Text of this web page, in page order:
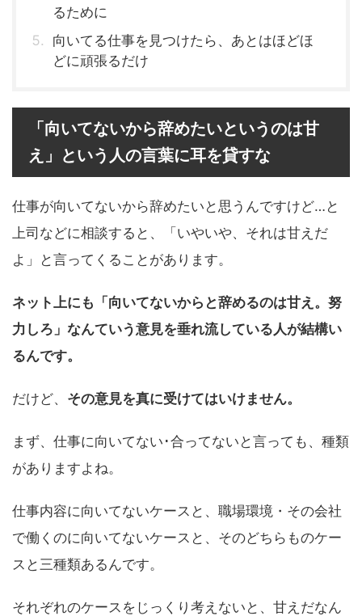
るために
向いてる仕事を見つけたら、あとはほどほ
どに頑張るだけ
「向いてないから辞めたいというのは甘
え」という人の言葉に耳を貸すな
仕事が向いてないから辞めたいと思うんですけど…と
上司などに相談すると、「いやいや、それは甘えだ
よ」と言ってくることがあります。
ネット上にも「向いてないからと辞めるのは甘え。努
力しろ」なんていう意見を垂れ流している人が結構い
るんです。
だけど、 その意見を真に受けてはいけません。
まず、仕事に向いてない･合ってないと言っても、種類
がありますよね。
仕事内容に向いてないケースと、職場環境・その会社
で働くのに向いてないケースと、そのどちらものケー
スと三種類あるんです。
それぞれのケースをじっくり考えないと、甘えだなん